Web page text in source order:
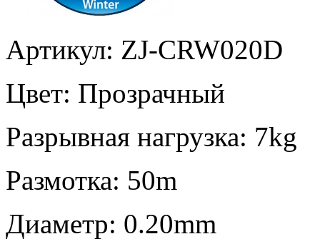
Артикул: ZJ-CRW020D
Цвет: Прозрачный
Разрывная нагрузка: 7kg
Размотка: 50m
Диаметр: 0.20mm